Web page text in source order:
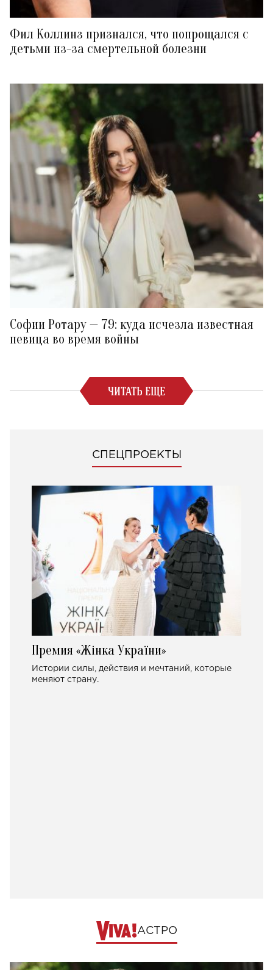
Фил Коллинз признался, что попрощался с
детьми из-за смертельной болезни
Софии Ротару — 79: куда исчезла известная
певица во время войны
ЧИТАТЬ ЕЩЕ
СПЕЦПРОЕКТЫ
Премия «Жінка України»
Истории силы, действия и мечтаний, которые
меняют страну.
АСТРО